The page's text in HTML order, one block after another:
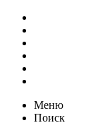
Меню
Поиск